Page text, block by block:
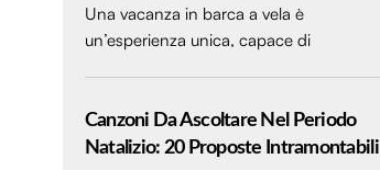
Una vacanza in barca a vela è
un’esperienza unica, capace di
Canzoni Da Ascoltare Nel Periodo
Natalizio: 20 Proposte Intramontabili